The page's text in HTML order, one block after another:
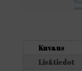
Kuvaus
Lisätiedot